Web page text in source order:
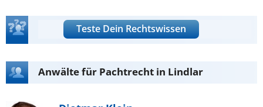
Teste Dein Rechtswissen
Anwälte für Pachtrecht in Lindlar